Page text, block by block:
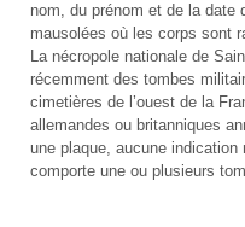
nom, du prénom et de la
mausolées où les corps sont
La nécropole nationale de
récemment des tombes
cimetières de l’ouest de la
allemandes ou britanniques
une plaque, aucune
comporte une ou plusieurs